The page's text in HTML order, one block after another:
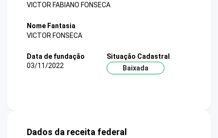
VICTOR FABIANO FONSECA
Nome Fantasia
VICTOR FONSECA
Data de fundação
03/11/2022
Situação Cadastral
Baixada
Dados da receita federal